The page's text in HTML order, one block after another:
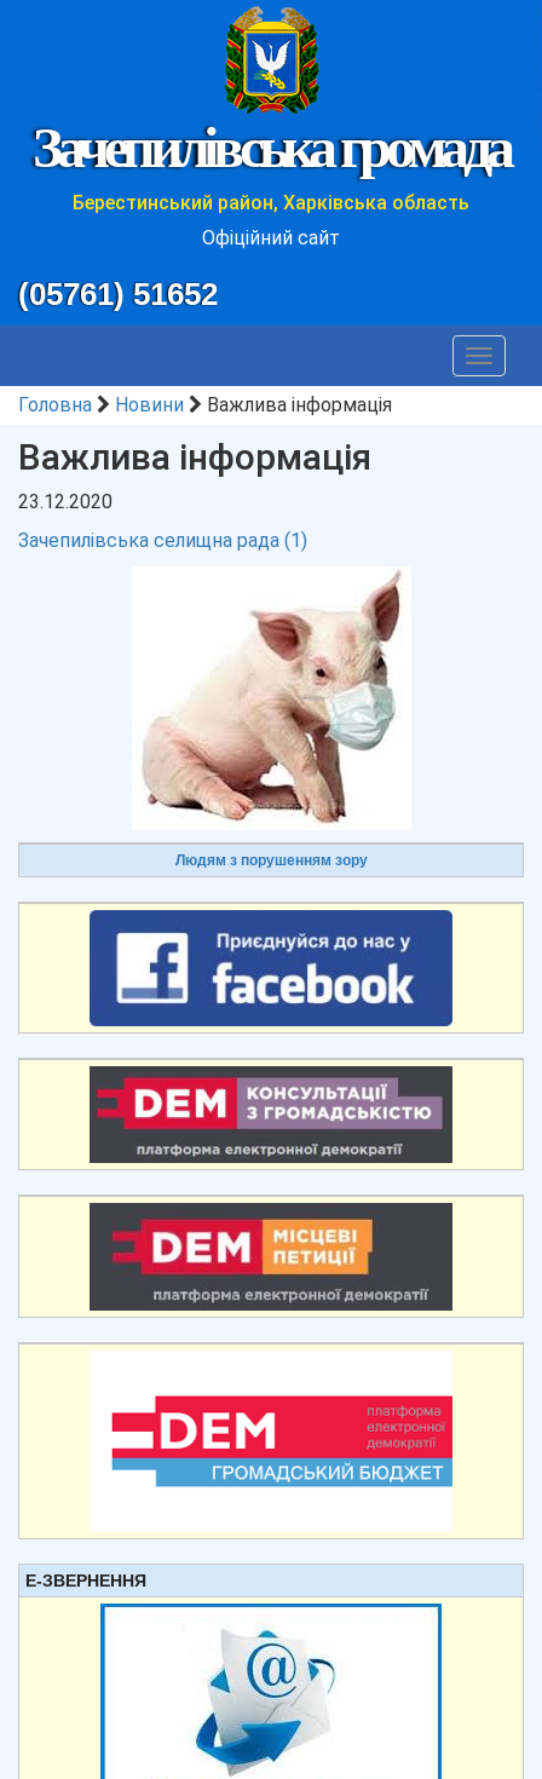
Зачепилівська громада
Берестинський район, Харківська область
Офіційний сайт
(05761) 51652
Toggle
Головна
Новини Важлива інформація
Важлива інформація
23.12.2020
Зачепилівська селищна рада (1)
Людям з порушенням зору
Е-ЗВЕРНЕННЯ